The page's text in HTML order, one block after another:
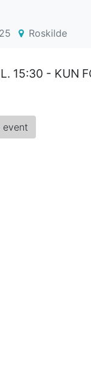
Roskilde
15:30 - KUN
event